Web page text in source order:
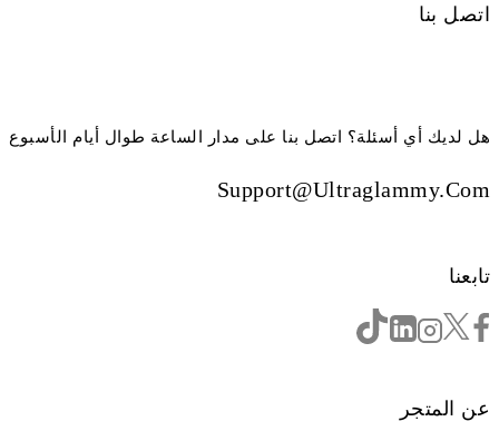
اتصل بنا
هل لديك أي أسئلة؟ اتصل بنا على مدار الساعة طوال أيام الأسبوع
Support@ultraglammy.com
تابعنا
عن المتجر